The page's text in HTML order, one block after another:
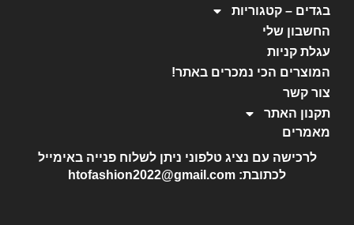
בגדים – קטגוריות
החשבון שלי
עגלת קניות
המוצרים הכי נמכרים באתר!
צור קשר
תקנון האתר
מאמרים
לרכישה עם נציג טלפוני ניתן לשלוח פנייה באימייל
לכתובת: htofashion2022@gmail.com